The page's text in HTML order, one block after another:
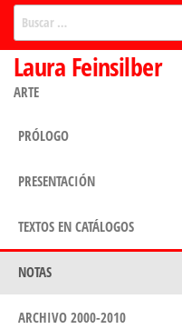
Saltar
contenido
Laura Feinsilber
ARTE
PRÓLOGO
PRESENTACIÓN
TEXTOS EN CATÁLOGOS
NOTAS
ARCHIVO 2000-2010